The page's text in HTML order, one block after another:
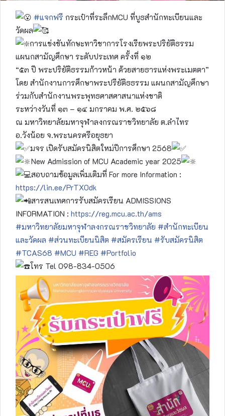
#แจกฟรี กระเป๋าที่ระลึกMCU ที่บูธสำนักทะเบียนและ
วัดผล
การแข่งขันทักษะทาวิชาการโรงเรียพระปริยัติธรรม
แผนกสามัญศึกษา ระดับประเทศ ครั้งที่ ๑๒
“๕๓ ปี พระปริยัติธรรมก้าวหน้า ด้วยสายธารแห่งพระเมตตา”
โดย สำนักงานการศึกษาพระปรียัติธธรรม แผนกสามัญศึกษา
ร่วมกับสำนักงานพระพุทธศาสศาสนาแห่งชาติ
ระหว่างวันที่ ๑๓ – ๑๔ มกราคม พ.ศ. ๒๕๖๘
ณ มหาวิทยาลัยมหาจุฬาลงกรณราชวิทยาลัย ต.ลำไทร
อ.วังน้อย จ.พระนครศรีอยุธยา
มจร เปิดรับสมัครนิสิตใหม่ปีการศึกษา 2568
New Admission of MCU Academic year 2025
สอบถามข้อมูลเพิ่มเติมที่ For more Information :
https://lin.ee/PrTX0dk
สารสนเทศการรับสมัครเรียน ADMISSIONS
INFORMATION : https://reg.mcu.ac.th/ams
#มหาวิทยาลัยมหาจุฬาลงกรณราชวิทยาลัย #สำนักทะเบียน
และวัดผล #ส่วนทะเบียนนิสิต #สมัครเรียน #รับสมัครนิสิต
#TCAS68 #MCU #REG #Portfolio
โทร Tel 098-834-0506